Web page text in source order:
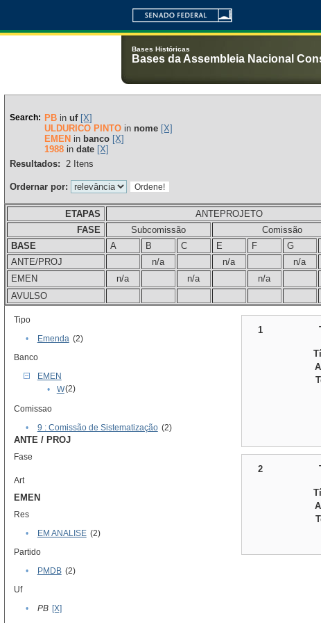
Bases Históricas
Bases da Assembleia Nacional
Search: PBin uf [X]
ULDURICO PINTOin nome [X]
EMEN in banco [X]
1988in date [X]
Resultados: 2Itens
Ordernar por:
ETAPAS ANTEPROJETO
FASE
Subcomissão Comissão
BASE
A B C E F G
ANTE/PROJ
n/a n/a n/a
EMEN
n/a n/a n/a
AVULSO
Tipo
•
Emenda (2)
Banco
EMEN
•
W(2)
Comissao
•
9 : Comissão de Sistematização (2)
ANTE / PROJ
Fase
Art
EMEN
Res
•
EM ANALISE (2)
Partido
•
PMDB (2)
Uf
•
PB [X]
1
2